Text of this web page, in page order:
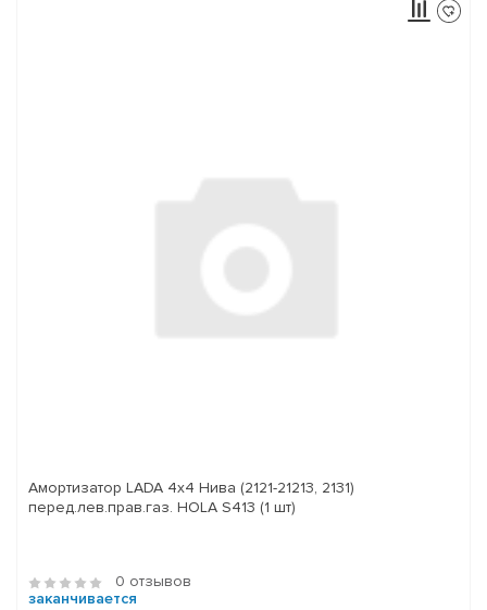
Амортизатор LADA 4x4 Нива (2121-21213, 2131)
перед.лев.прав.газ. HOLA S413 (1 шт)
0 отзывов
заканчивается